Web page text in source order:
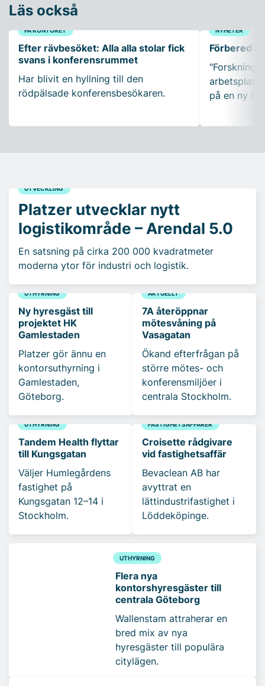
Läs också
PÅ KONTORET
Efter rävbesöket: Alla alla stolar fick
svans i konferensrummet
Har blivit en hyllning till den
rödpälsade konferensbesökaren.
NYHETER
Förbered
"Forskning
på en ny
UTVECKLING
Platzer utvecklar nytt
logistikområde – Arendal 5.0
En satsning på cirka 200 000 kvadratmeter
moderna ytor för industri och logistik.
UTHYRNING
Ny hyresgäst till
projektet HK
Gamlestaden
Platzer gör ännu en
kontorsuthyrning i
Gamlestaden,
Göteborg.
AKTUELLT
7A återöppnar
mötesvåning på
Vasagatan
Ökand efterfrågan på
större mötes- och
konferensmiljöer i
centrala Stockholm.
UTHYRNING
Tandem Health flyttar
till Kungsgatan
Väljer Humlegårdens
fastighet på
Kungsgatan 12–14 i
Stockholm.
FASTIGHETSAFFÄRER
Croisette rådgivare
vid fastighetsaffär
Bevaclean AB har
avyttrat en
lättindustrifastighet i
Löddeköpinge.
UTHYRNING
Flera nya
kontorshyresgäster till
centrala Göteborg
Wallenstam attraherar en
bred mix av nya
hyresgäster till populära
citylägen.